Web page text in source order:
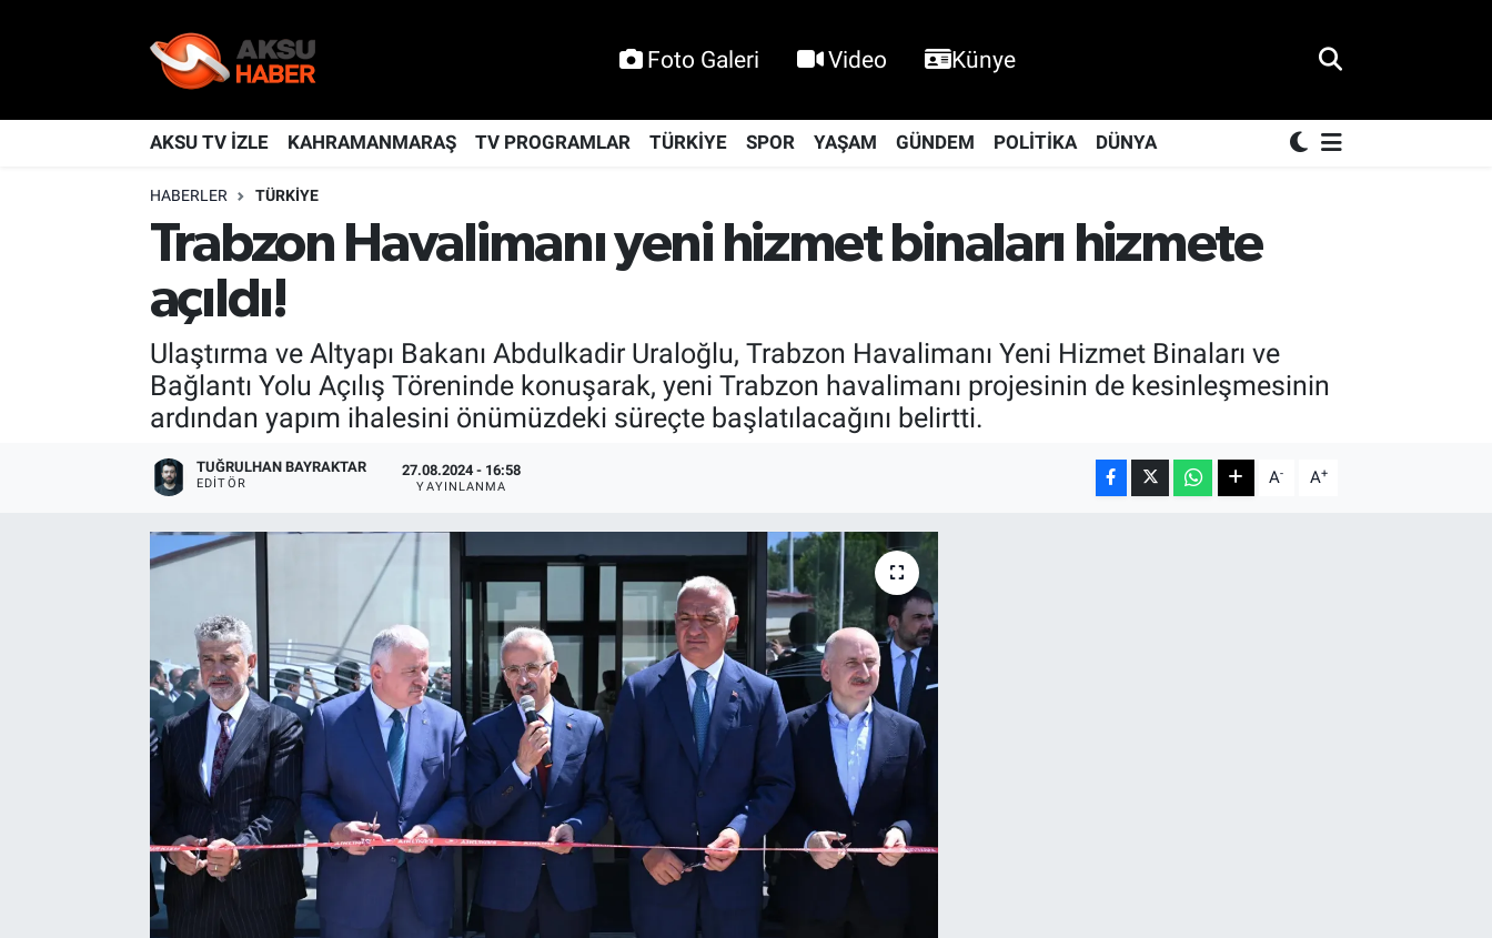
Foto Galeri Video Künye
AKSU TV İZLE KAHRAMANMARAŞ TV PROGRAMLAR TÜRKİYE SPOR YAŞAM GÜNDEM POLİTİKA DÜNYA
HABERLER TÜRKİYE
Trabzon Havalimanı yeni hizmet binaları hizmete
açıldı!
Ulaştırma ve Altyapı Bakanı Abdulkadir Uraloğlu, Trabzon Havalimanı Yeni Hizmet Binaları ve
Bağlantı Yolu Açılış Töreninde konuşarak, yeni Trabzon havalimanı projesinin de kesinleşmesinin
ardından yapım ihalesini önümüzdeki süreçte başlatılacağını belirtti.
TUĞRULHAN BAYRAKTAR
EDITÖR
27.08.2024 - 16:58
YAYINLANMA A- A+
KAHRAMANMARAŞ
KÜLTÜR-SANAT
Nöbetçi Eczaneler
Hava Durumu
Kahramanmaraş Namaz Vakitleri
TFF 2.Lig Kırmızı Grup Puan Durumu ve Fikstür
Tüm Manşetler
Son Dakika Haberleri
Haber Arşivi